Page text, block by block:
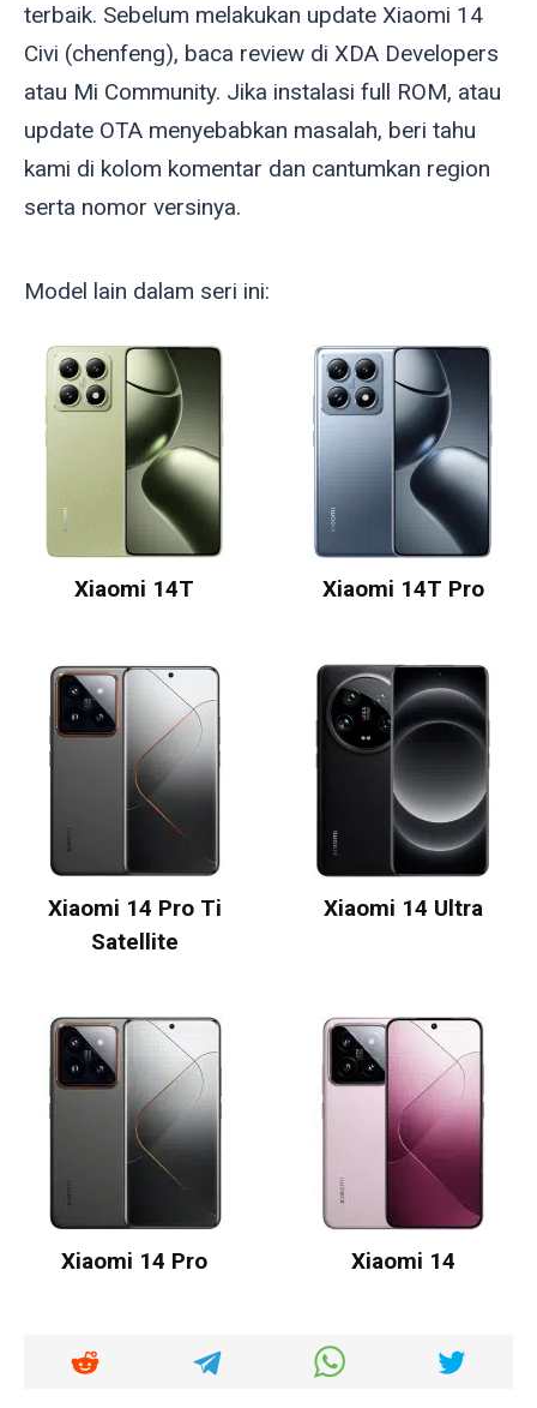
terbaik. Sebelum melakukan update Xiaomi 14
Civi (chenfeng), baca review di XDA Developers
atau Mi Community. Jika instalasi full ROM, atau
update OTA menyebabkan masalah, beri tahu
kami di kolom komentar dan cantumkan region
serta nomor versinya.
Model lain dalam seri ini:
Xiaomi 14T Xiaomi 14T Pro
Xiaomi 14 Pro Ti
Satellite
Xiaomi 14 Ultra
Xiaomi 14 Pro Xiaomi 14